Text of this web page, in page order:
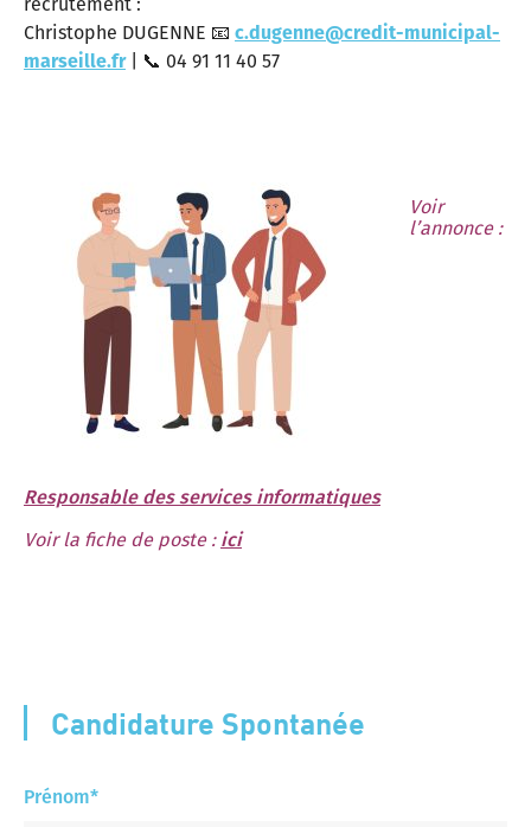
Christophe DUGENNE 📧 c.dugenne@credit-municipal-
marseille.fr| 📞 04 91 11 40 57
Voir
l’annonce :
Responsable des services informatiques
Voir la fiche de poste : ici
Candidature Spontanée
Prénom*